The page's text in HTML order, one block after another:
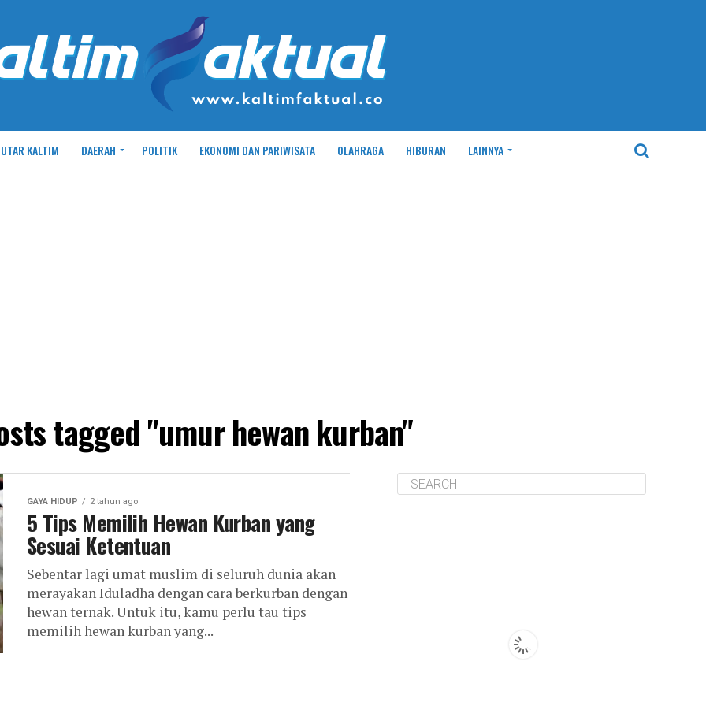
KALTIM DAERAH POLITIK EKONOMI DAN PARIWISATA OLAHRAGA HIBURAN LAINNYA
tagged "umur hewan kurban"
GAYA HIDUP 2 tahun ago
5 Tips Memilih Hewan Kurban yang
Sesuai Ketentuan
Sebentar lagi umat muslim di seluruh dunia akan
merayakan Iduladha dengan cara berkurban dengan
hewan ternak. Untuk itu, kamu perlu tau tips
memilih hewan kurban yang...